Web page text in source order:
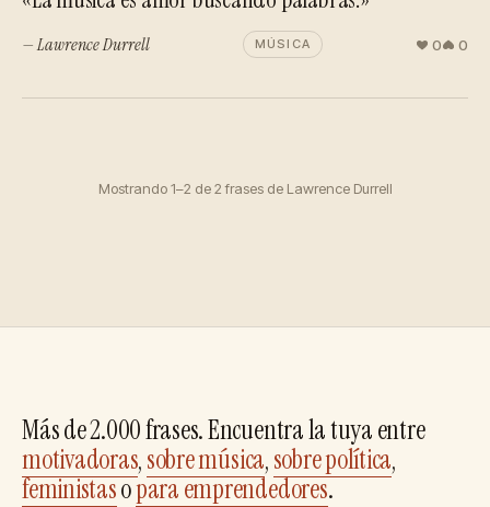
— Lawrence Durrell MÚSICA 0 0
Mostrando 1–2 de 2 frases de Lawrence Durrell
Más de 2.000 frases. Encuentra la tuya entre
motivadoras,sobre música,sobre política,
feministasopara emprendedores.